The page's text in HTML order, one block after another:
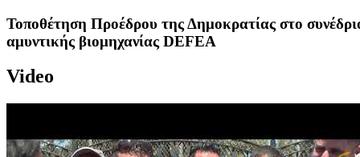
Τοποθέτηση Προέδρου της Δημοκρατίας στο
αμυντικής βιομηχανίας DEFEA
Video